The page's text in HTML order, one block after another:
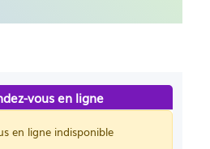
vous en ligne
en ligne indisponible